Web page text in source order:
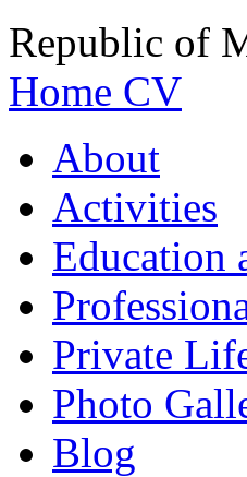
Republic of
Home CV
About
Activities
Education
Private
Photo
Blog